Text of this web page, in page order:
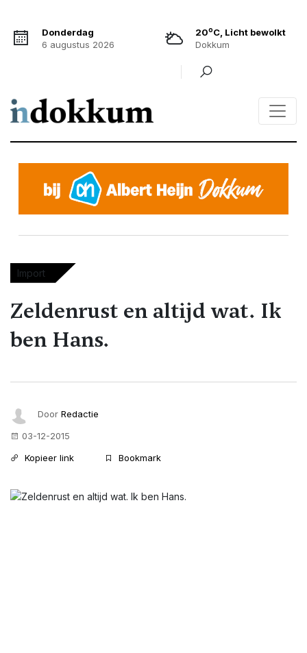
Donderdag
6 augustus 2026
20oC, Licht bewolkt
Dokkum
Import
Zeldenrust en altijd wat. Ik
ben Hans.
Door Redactie
03-12-2015
Kopieer link
Bookmark